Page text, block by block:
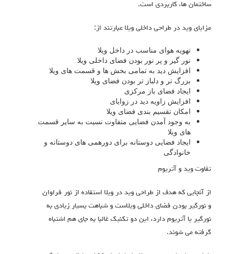
ساختمان ها، کاربردی است.
مزایای وید در طراحی داخلی ویلا عبارتند از:
تهویه هوای مناسب در داخل ویلا
نور گیر و پر نور بودن فضای داخلی ویلا
افزایش دید به تمامی بخش ها و قسمت های ویلا
بزرگ تر و دلباز تر بودن فضای ویلا
ایجاد فضای باز مرکزی
افزایش زاویه دید در زوایای
امکان تقسیم بندی فضای ویلا
به وجود آمدن فضایی متفاوت نسبت به سایر قسمت
های ویلا
ایجاد فضایی دوستانه برای دورهمی های دوستانه و
خانوادگی
تفاوت وید و آتریوم
از آنجایی که هدف از طراحی وید در ویلا استفاده از نور فراوان
و نورگیر بودن فضای داخلی ویلاست و شباهت بسیار زیادی به
نورگیر یا آتریوم دارد، این دو تکنیک غالبا به جای هم اشتباه
گرفته می شوند.